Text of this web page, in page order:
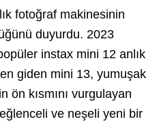
fotoğraf makinesinin
duyurdu. 2023
instax mini 12 anlık
giden mini 13, yumuşak
ön kısmını vurgulayan
ve neşeli yeni bir